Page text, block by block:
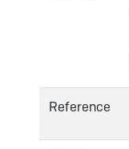
Reference